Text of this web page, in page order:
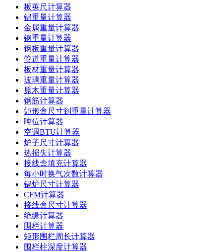
板英尺计算器
铝重量计算器
金属重量计算器
钢重量计算器
钢板重量计算器
管道重量计算器
板材重量计算器
玻璃重量计算器
原木重量计算器
钢筋计算器
矩形盒尺寸到重量计算器
吨位计算器
空调BTU计算器
炉子尺寸计算器
热损失计算器
接线盒填充计算器
每小时换气次数计算器
锅炉尺寸计算器
CFM计算器
接线盒尺寸计算器
绝缘计算器
围栏计算器
矩形围栏周长计算器
围栏柱深度计算器